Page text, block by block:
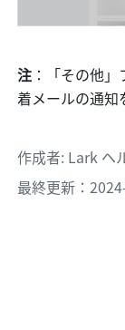
注 ：「その他
着メールの通知
作成者: Lark ヘ
最終更新：